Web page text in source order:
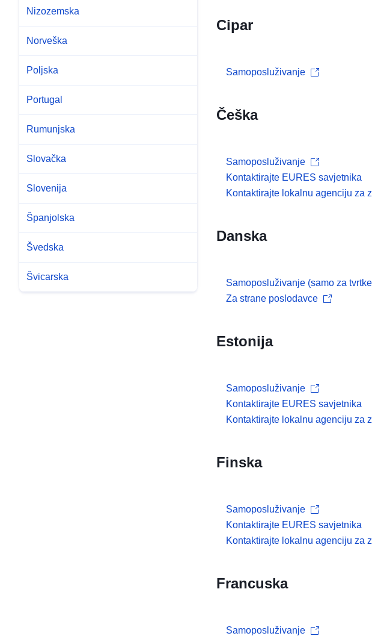
Nizozemska
Norveška
Poljska
Portugal
Rumunjska
Slovačka
Slovenija
Španjolska
Švedska
Švicarska
Cipar
Samoposluživanje
Češka
Samoposluživanje
Kontaktirajte EURES savjetnika
Kontaktirajte lokalnu agenciju
Danska
Samoposluživanje (samo za
Za strane poslodavce
Estonija
Samoposluživanje
Kontaktirajte EURES savjetnika
Kontaktirajte lokalnu agenciju za
Finska
Samoposluživanje
Kontaktirajte EURES savjetnika
Kontaktirajte lokalnu agenciju
Francuska
Samoposluživanje